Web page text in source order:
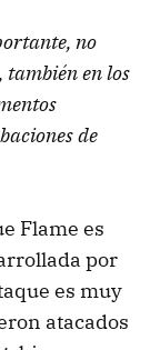
no
también en los
de
Flame es
por
es muy
atacados